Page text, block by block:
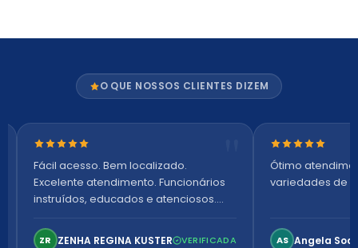
O QUE NOSSOS CLIENTES DIZEM
Nota 5 de 5 estrelas
Fácil acesso. Bem localizado.
Excelente atendimento. Funcionários
instruídos, educados e atenciosos.
confortável. Perfeito!
ZR ZENHA REGINA KUSTER VERIFICADA
Nota 5 de 5
Ótimo
variedades de
AS Angela